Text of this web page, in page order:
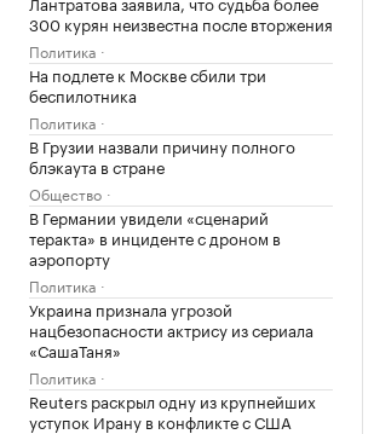
300 курян неизвестна после вторжения
Политика
На подлете к Москве сбили три
беспилотника
Политика
В Грузии назвали причину полного
блэкаута в стране
Общество
В Германии увидели «сценарий
теракта» в инциденте с дроном в
аэропорту
Политика
Украина признала угрозой
нацбезопасности актрису из сериала
«СашаТаня»
Политика
Reuters раскрыл одну из крупнейших
уступок Ирану в конфликте с США